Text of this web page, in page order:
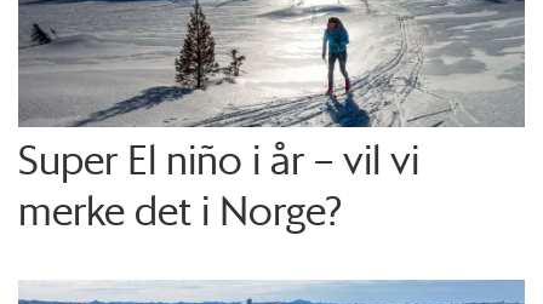
Super El niño i år – vil vi
merke det i Norge?